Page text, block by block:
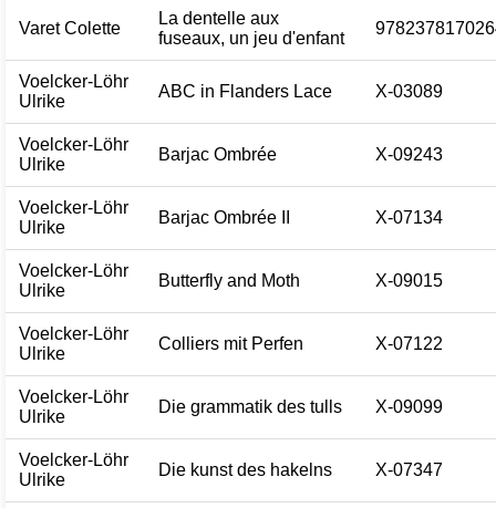
Varet Colette
La dentelle aux
fuseaux, un jeu d'enfant
Voelcker-Löhr
Ulrike
ABC in Flanders Lace X-03089
Voelcker-Löhr
Ulrike
Barjac Ombrée X-09243
Voelcker-Löhr
Ulrike
Barjac Ombrée II X-07134
Voelcker-Löhr
Ulrike
Butterfly and Moth X-09015
Voelcker-Löhr
Ulrike
Colliers mit Perfen X-07122
Voelcker-Löhr
Ulrike
Die grammatik des tulls X-09099
Voelcker-Löhr
Ulrike
Die kunst des hakelns X-07347